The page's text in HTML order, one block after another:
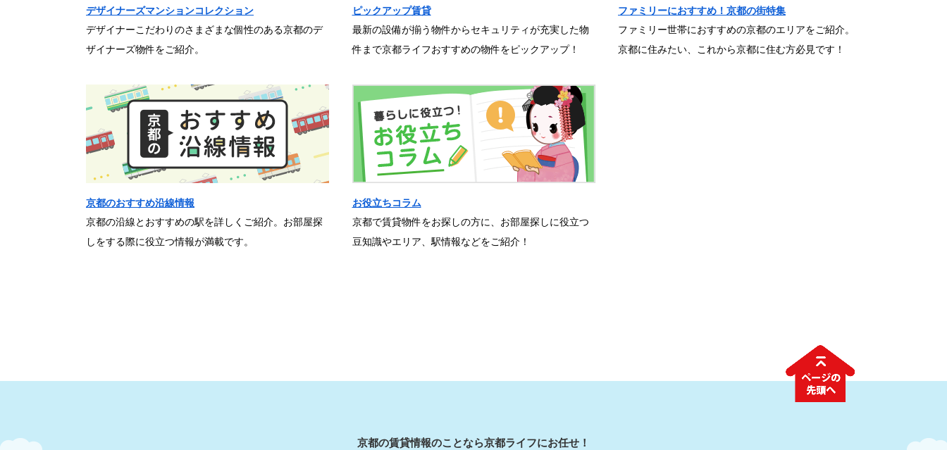
デザイナーズマンションコレクション
デザイナーこだわりのさまざまな個性のある京都のデ
ザイナーズ物件をご紹介。
ピックアップ賃貸
最新の設備が揃う物件からセキュリティが充実した物
件まで京都ライフおすすめの物件をピックアップ！
ファミリーにおすすめ！京都の街特集
ファミリー世帯におすすめの京都のエリアをご紹介。
京都に住みたい、これから京都に住む方必見です！
京都のおすすめ沿線情報
京都の沿線とおすすめの駅を詳しくご紹介。お部屋探
しをする際に役立つ情報が満載です。
お役立ちコラム
京都で賃貸物件をお探しの方に、お部屋探しに役立つ
豆知識やエリア、駅情報などをご紹介！
京都の賃貸情報のことなら京都ライフにお任せ！